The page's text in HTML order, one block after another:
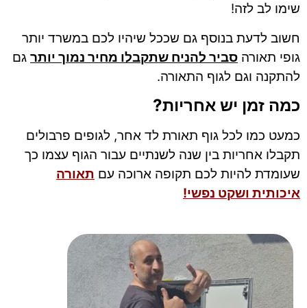
שימו לב לזה!
חשוב לדעת בנוסף גם שככל שיהיו לכם במשרד יותר
גופי תאורה סביר להניח שתקבלו מחיר נמוך יותר גם
להתקנה וגם לגוף התאורה.
כמה זמן יש אחריות?
כמעט כמו לכל גוף תאורת לד אחר, לגופים פרבולים
תקבלו אחריות בין שנה לשנתיים עבור הגוף עצמו כך
שעומדת להיות לכם תקופה ארוכה עם תאורה
איכותית ושקט נפשי!